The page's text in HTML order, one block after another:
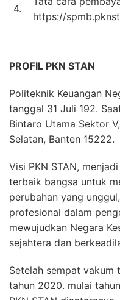
4.
https://
PROFIL PKN STAN
Politeknik Keuangan
tanggal 31 Juli 192.
Bintaro Utama Sektor
Selatan, Banten 15222.
Visi PKN STAN,
terbaik bangsa untuk
perubahan yang
profesional dalam
mewujudkan Negara
sejahtera dan
Setelah sempat vakum
tahun 2020. mulai